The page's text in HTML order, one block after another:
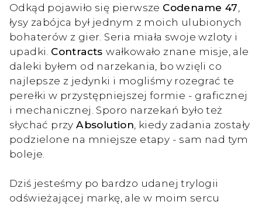
Odkąd pojawiło się pierwsze Codename 47
łysy zabójca był jednym z moich ulubionych
bohaterów z gier. Seria miała swoje wzloty i
upadki. Contractswałkowało znane misje, ale
daleki byłem od narzekania, bo wzięli co
najlepsze z jedynki i mogliśmy rozegrać te
perełki w przystępniejszej formie - graficznej
i mechanicznej. Sporo narzekań było też
słychać przyAbsolution , kiedy zadania zostały
podzielone na mniejsze etapy - sam nad tym
boleje.
Dziś jesteśmy po bardzo udanej trylogii
odświeżającej markę, ale w moim sercu